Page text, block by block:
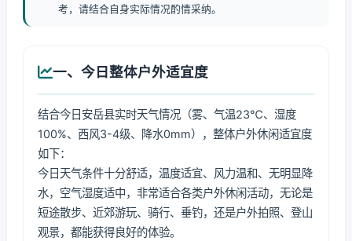
考，请结合自身实际情况酌情采纳。
一、今日整体户外适宜度
结合今日安岳县实时天气情况（雾、气温23℃、湿度
100%、西风3-4级、降水0mm），整体户外休闲适宜度
如下：
今日天气条件十分舒适，温度适宜、风力温和、无明显降
水，空气湿度适中，非常适合各类户外休闲活动，无论是
短途散步、近郊游玩、骑行、垂钓，还是户外拍照、登山
观景，都能获得良好的体验。